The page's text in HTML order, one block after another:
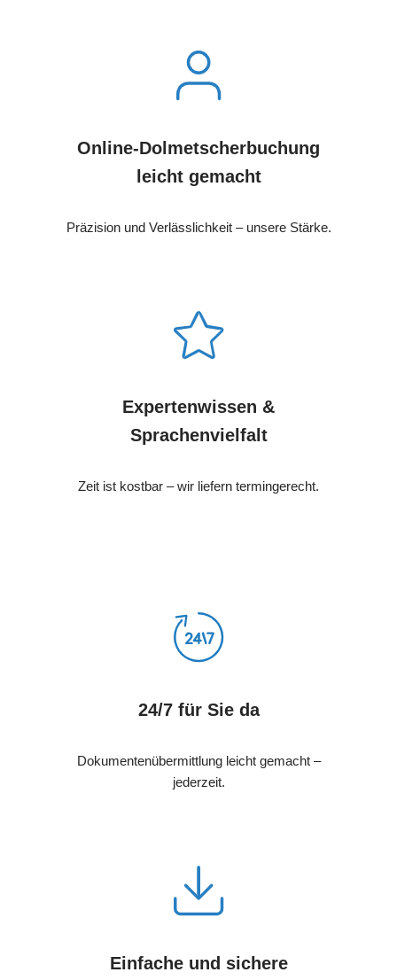
Online-Dolmetscherbuchung
leicht gemacht
Präzision und Verlässlichkeit – unsere Stärke.
Expertenwissen &
Sprachenvielfalt
Zeit ist kostbar – wir liefern termingerecht.
24/7 für Sie da
Dokumentenübermittlung leicht gemacht –
jederzeit.
Einfache und sichere